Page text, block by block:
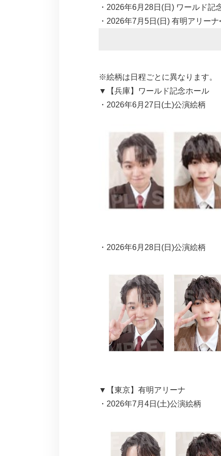
・2026年6月28日(日) ワールド記
・2026年7月5日(日) 有明アリー
※絵柄は日程ごとに異なります。
▼【兵庫】ワールド記念ホール
・2026年6月27日(土)公演絵柄
・2026年6月28日(日)公演絵柄
▼【東京】有明アリーナ
・2026年7月4日(土)公演絵柄